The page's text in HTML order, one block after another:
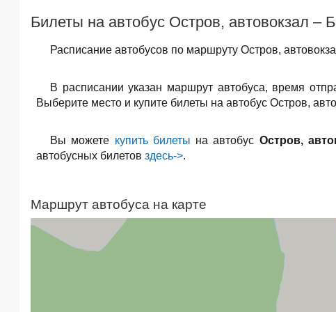
Билеты на автобус Остров, автовокзал –
Расписание автобусов по маршруту Остров,
В расписании указан маршрут автобуса, время
Выберите место и купите билеты на автобус Остров,
Вы можете купить билеты на автобус Остров,
автобусных билетов здесь->.
Маршрут автобуса на карте